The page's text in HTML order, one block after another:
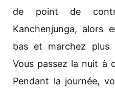
de point de
Kanchenjunga, alors
bas et marchez plus
Vous passez la nuit à
Pendant la journée,